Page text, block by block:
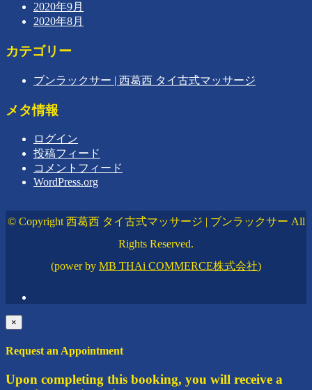
2020年9月
2020年8月
カテゴリー
ブンラックサー | 西葛西 タイ古式マッサージ
メタ情報
ログイン
投稿フィード
コメントフィード
WordPress.org
© Copyright 西葛西 タイ古式マッサージ | ブンラックサー All
Rights Reserved.
(power by MB THAi COMMERCE株式会社)
×
Request an Appointment
Upon completing this booking, you will receive a